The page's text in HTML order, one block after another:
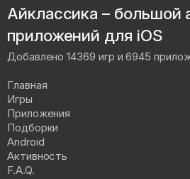
Айклассика – большой
приложений для iOS
Добавлено 14369 игр и 6945
Главная
Игры
Приложения
Подборки
Android
Активность
F.A.Q.